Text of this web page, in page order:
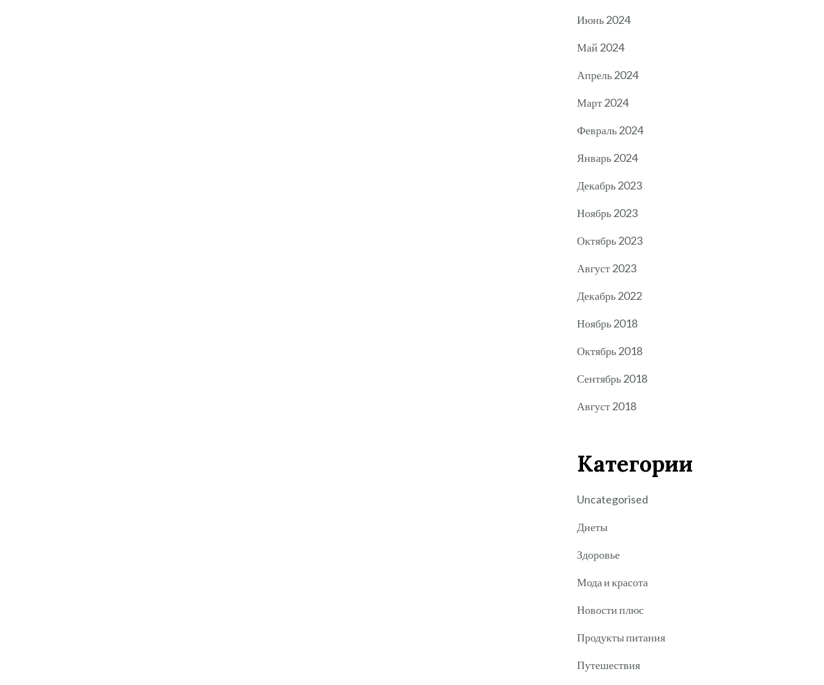
Июнь 2024
Май 2024
Апрель 2024
Март 2024
Февраль 2024
Январь 2024
Декабрь 2023
Ноябрь 2023
Октябрь 2023
Август 2023
Декабрь 2022
Ноябрь 2018
Октябрь 2018
Сентябрь 2018
Август 2018
Категории
Uncategorised
Диеты
Здоровье
Мода и красота
Новости плюс
Продукты питания
Путешествия